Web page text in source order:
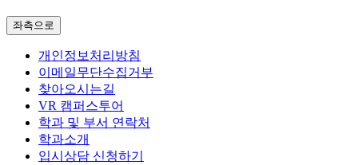
좌측으로
개인정보처리방침
이메일무단수집거부
찾아오시는길
VR 캠퍼스투어
학과 및 부서 연락처
학과소개
입시상담 신청하기